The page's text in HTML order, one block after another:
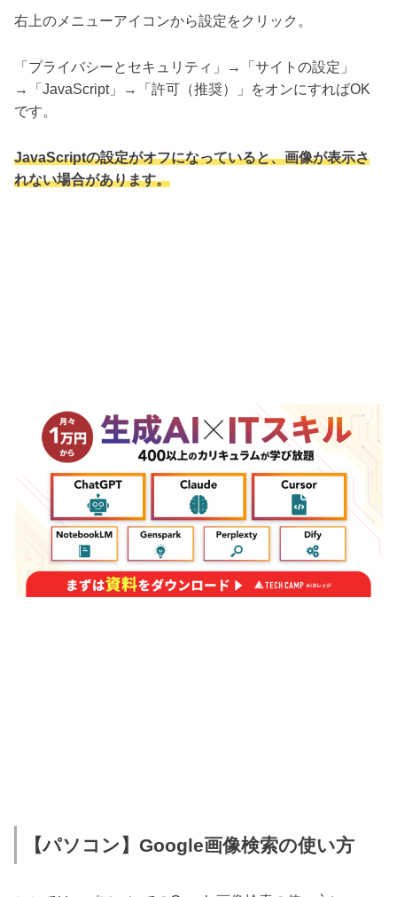
右上のメニューアイコンから設定をクリック。
「プライバシーとセキュリティ」→「サイトの設定」
→「JavaScript」→「許可（推奨）」をオンにすればOK
です。
JavaScriptの設定がオフになっていると、画像が表示さ
れない場合があります。
【パソコン】Google画像検索の使い方